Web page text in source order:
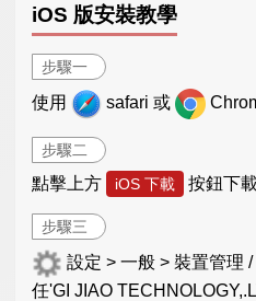
iOS 版安裝教學
步驟一
使用 safari 或
步驟二
點擊上方 iOS 下載 按鈕下
步驟三
設定 > 一般 > 裝置管理
任'GI JIAO